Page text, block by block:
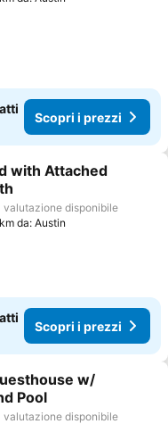
Scopri i prezzi
ai preferiti
with Attached
valutazione disponibile
da: Austin
Scopri i prezzi
ai preferiti
w/
Pool
valutazione disponibile